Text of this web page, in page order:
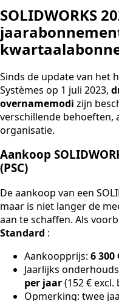
SOLIDWORKS
Sinds de update van het
Systèmes op 1 juli 2023,
overnamemodi zijn
verschillende behoeften,
organisatie.
Aankoop
(PSC)
De aankoop van een
maar is niet langer de
aan te schaffen. Als
Standard :
Aankoopprijs: 6 300
Jaarlijks
per jaar(152 €
Opmerking: twee